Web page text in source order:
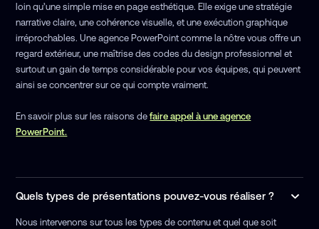
loin qu’une simple mise en page esthétique. Elle exige une stratégie
narrative claire, une cohérence visuelle, et une exécution graphique
irréprochables. Une agence PowerPoint comme la nôtre vous offre un
regard extérieur, une maîtrise des codes du design professionnel et
surtout un gain de temps considérable pour vos équipes, qui peuvent
ainsi se concentrer sur ce qui compte vraiment.
En savoir plus sur les raisons defaire appel à une agence
PowerPoint.
Quels types de présentations pouvez-vous réaliser ?
Nous intervenons sur tous les types de contenu et quel que soit